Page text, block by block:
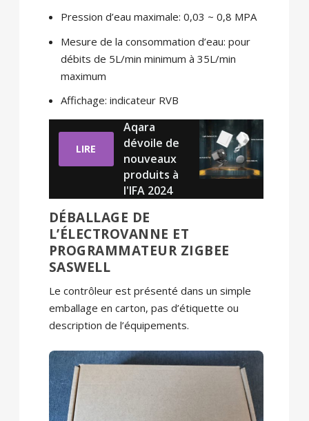
Pression d’eau maximale: 0,03 ~ 0,8 MPA
Mesure de la consommation d’eau: pour
débits de 5L/min minimum à 35L/min
maximum
Affichage: indicateur RVB
LIRE
Aqara
dévoile de
nouveaux
produits à
l'IFA 2024
DÉBALLAGE DE
L’ÉLECTROVANNE ET
PROGRAMMATEUR ZIGBEE
SASWELL
Le contrôleur est présenté dans un simple
emballage en carton, pas d’étiquette ou
description de l’équipements.